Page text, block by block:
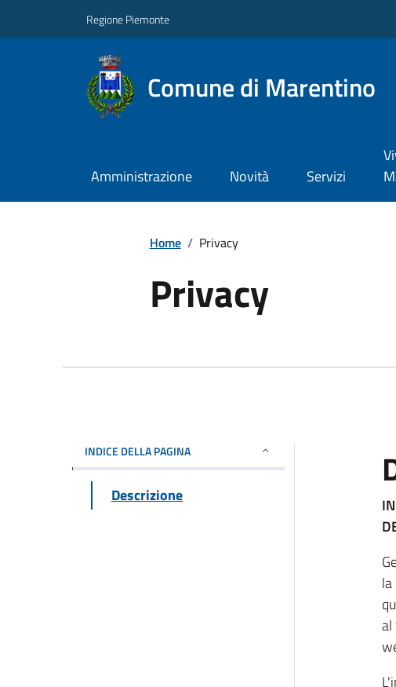
Regione Piemonte
Comune di Marentino
Amministrazione Novità Servizi
Home / Privacy
Privacy
INDICE DELLA PAGINA
Descrizione
al